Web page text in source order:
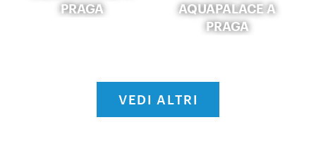
PRAGA
AQUAPALACE A
PRAGA
VEDI ALTRI